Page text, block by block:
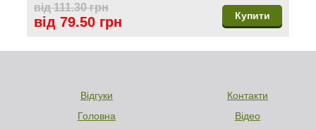
від 111.30 грн
від 79.50 грн Купити
Відгуки
Головна
Контакти
Відео